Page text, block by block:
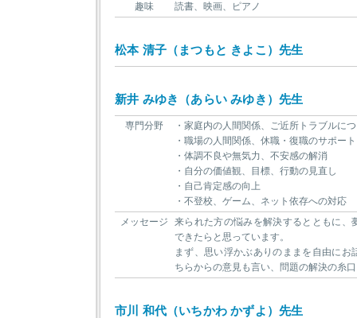
趣味
読書、映画、ピアノ
松本 清子（まつもと きよこ）先生
新井 みゆき（あらい みゆき）先生
専門分野
・家庭内の人間関係、ご近所トラブルに
・職場の人間関係、休職・復職のサポート
・体調不良や無気力、不安感の解消
・自分の価値観、目標、行動の見直し
・自己肯定感の向上
・不登校、ゲーム、ネット依存への対応
メッセージ
来られた方の悩みを解決するとともに、
できたらと思っています。
まず、思い浮かぶありのままを自由に
ちらからの意見も言い、問題の解決の糸
市川 和代（いちかわ かずよ）先生